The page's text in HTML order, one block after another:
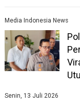
Media Indonesia News
Senin, 13 Juli 2026